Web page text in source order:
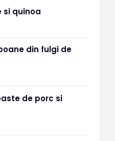
si quinoa
din fulgi de
de porc si